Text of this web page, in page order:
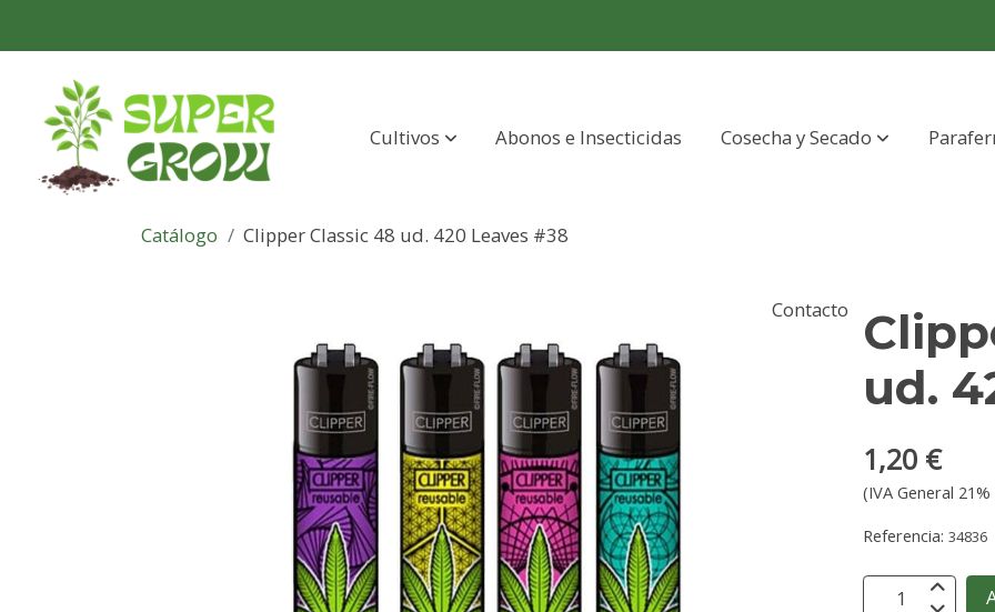
Cultivos Abonos e Insecticidas Cosecha y Secado
Contacto
Catálogo Clipper Classic 48 ud. 420 Leaves #38
ud.
1,20 €
(IVA General
Referencia:34836